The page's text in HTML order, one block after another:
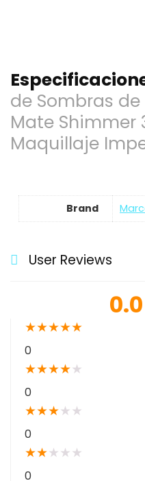
de Sombras
Mate Shimmer
Maquillaje
Brand
User Reviews
0.0
★★★★★
0
★★★★★
0
★★★★ ★
0
★★★ ★ ★
0